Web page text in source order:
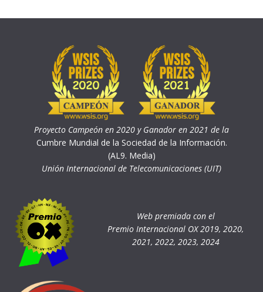
Proyecto Campeón en 2020 y Ganador en 2021 de la
Cumbre Mundial de la Sociedad de la Información.
(AL9. Media)
Unión Internacional de Telecomunicaciones (UIT)
Web premiada con el
Premio Internacional OX 2019, 2020,
2021, 2022, 2023, 2024